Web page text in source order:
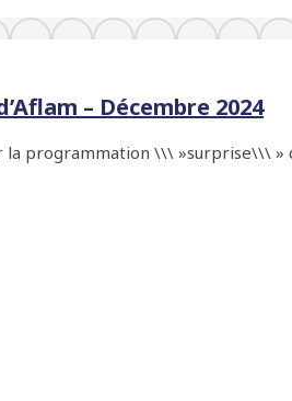
– Décembre 2024
la programmation \\\ »surprise\\\ »